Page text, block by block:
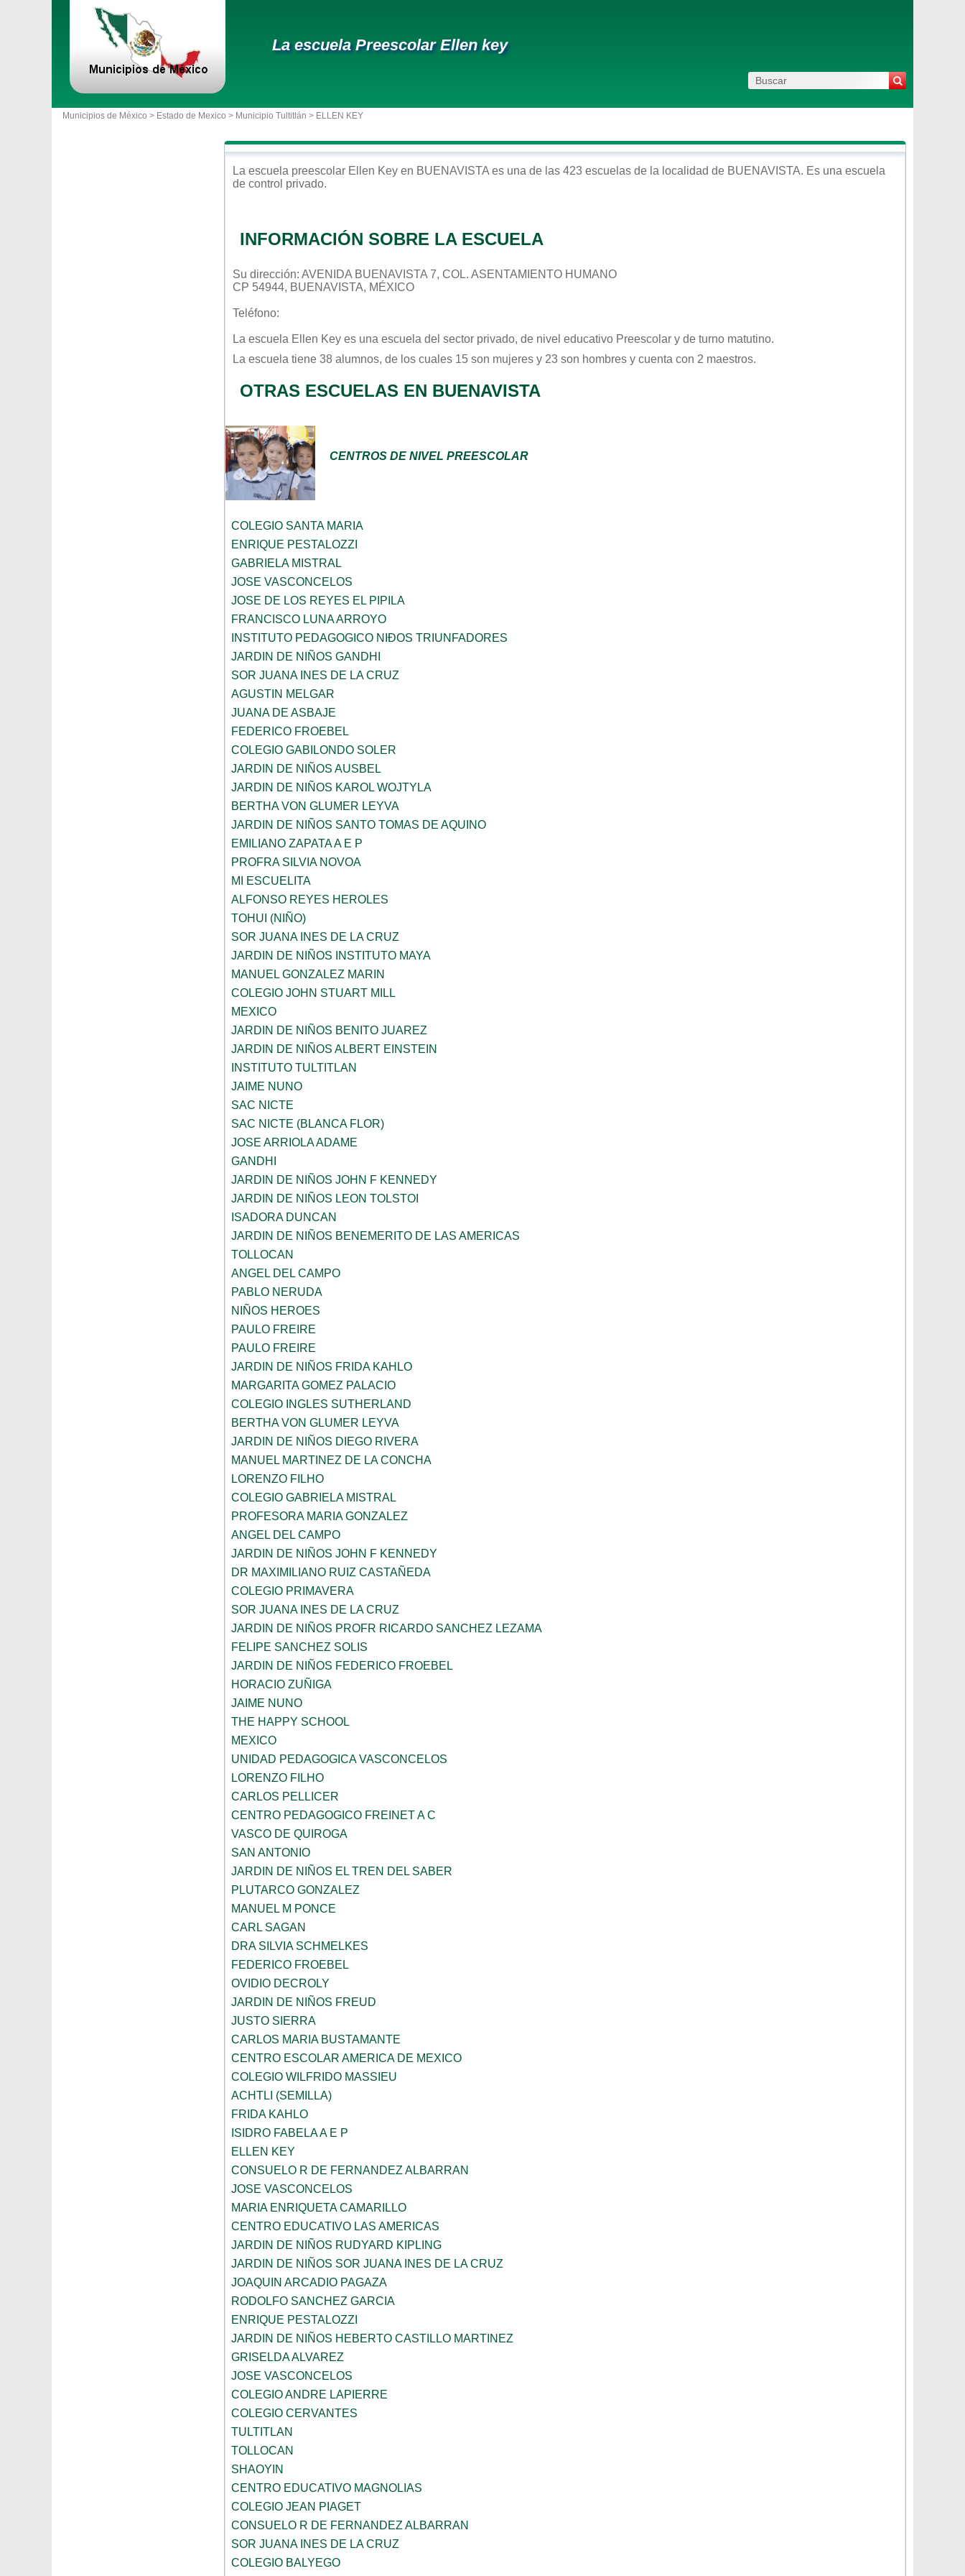
La escuela Preescolar Ellen key
Municipios de México > Estado de Mexico > Municipio Tultitlán > ELLEN KEY
La escuela preescolar Ellen Key en BUENAVISTA es una de las 423 escuelas de la localidad de BUENAVISTA. Es una escuela
de control privado.
INFORMACIÓN SOBRE LA ESCUELA
Su dirección: AVENIDA BUENAVISTA 7, COL. ASENTAMIENTO HUMANO
CP 54944, BUENAVISTA, MÉXICO
Teléfono:
La escuela Ellen Key es una escuela del sector privado, de nivel educativo Preescolar y de turno matutino.
La escuela tiene 38 alumnos, de los cuales 15 son mujeres y 23 son hombres y cuenta con 2 maestros.
OTRAS ESCUELAS EN BUENAVISTA
CENTROS DE NIVEL PREESCOLAR
COLEGIO SANTA MARIA
ENRIQUE PESTALOZZI
GABRIELA MISTRAL
JOSE VASCONCELOS
JOSE DE LOS REYES EL PIPILA
FRANCISCO LUNA ARROYO
INSTITUTO PEDAGOGICO NIÐOS TRIUNFADORES
JARDIN DE NIÑOS GANDHI
SOR JUANA INES DE LA CRUZ
AGUSTIN MELGAR
JUANA DE ASBAJE
FEDERICO FROEBEL
COLEGIO GABILONDO SOLER
JARDIN DE NIÑOS AUSBEL
JARDIN DE NIÑOS KAROL WOJTYLA
BERTHA VON GLUMER LEYVA
JARDIN DE NIÑOS SANTO TOMAS DE AQUINO
EMILIANO ZAPATA A E P
PROFRA SILVIA NOVOA
MI ESCUELITA
ALFONSO REYES HEROLES
TOHUI (NIÑO)
SOR JUANA INES DE LA CRUZ
JARDIN DE NIÑOS INSTITUTO MAYA
MANUEL GONZALEZ MARIN
COLEGIO JOHN STUART MILL
MEXICO
JARDIN DE NIÑOS BENITO JUAREZ
JARDIN DE NIÑOS ALBERT EINSTEIN
INSTITUTO TULTITLAN
JAIME NUNO
SAC NICTE
SAC NICTE (BLANCA FLOR)
JOSE ARRIOLA ADAME
GANDHI
JARDIN DE NIÑOS JOHN F KENNEDY
JARDIN DE NIÑOS LEON TOLSTOI
ISADORA DUNCAN
JARDIN DE NIÑOS BENEMERITO DE LAS AMERICAS
TOLLOCAN
ANGEL DEL CAMPO
PABLO NERUDA
NIÑOS HEROES
PAULO FREIRE
PAULO FREIRE
JARDIN DE NIÑOS FRIDA KAHLO
MARGARITA GOMEZ PALACIO
COLEGIO INGLES SUTHERLAND
BERTHA VON GLUMER LEYVA
JARDIN DE NIÑOS DIEGO RIVERA
MANUEL MARTINEZ DE LA CONCHA
LORENZO FILHO
COLEGIO GABRIELA MISTRAL
PROFESORA MARIA GONZALEZ
ANGEL DEL CAMPO
JARDIN DE NIÑOS JOHN F KENNEDY
DR MAXIMILIANO RUIZ CASTAÑEDA
COLEGIO PRIMAVERA
SOR JUANA INES DE LA CRUZ
JARDIN DE NIÑOS PROFR RICARDO SANCHEZ LEZAMA
FELIPE SANCHEZ SOLIS
JARDIN DE NIÑOS FEDERICO FROEBEL
HORACIO ZUÑIGA
JAIME NUNO
THE HAPPY SCHOOL
MEXICO
UNIDAD PEDAGOGICA VASCONCELOS
LORENZO FILHO
CARLOS PELLICER
CENTRO PEDAGOGICO FREINET A C
VASCO DE QUIROGA
SAN ANTONIO
JARDIN DE NIÑOS EL TREN DEL SABER
PLUTARCO GONZALEZ
MANUEL M PONCE
CARL SAGAN
DRA SILVIA SCHMELKES
FEDERICO FROEBEL
OVIDIO DECROLY
JARDIN DE NIÑOS FREUD
JUSTO SIERRA
CARLOS MARIA BUSTAMANTE
CENTRO ESCOLAR AMERICA DE MEXICO
COLEGIO WILFRIDO MASSIEU
ACHTLI (SEMILLA)
FRIDA KAHLO
ISIDRO FABELA A E P
ELLEN KEY
CONSUELO R DE FERNANDEZ ALBARRAN
JOSE VASCONCELOS
MARIA ENRIQUETA CAMARILLO
CENTRO EDUCATIVO LAS AMERICAS
JARDIN DE NIÑOS RUDYARD KIPLING
JARDIN DE NIÑOS SOR JUANA INES DE LA CRUZ
JOAQUIN ARCADIO PAGAZA
RODOLFO SANCHEZ GARCIA
ENRIQUE PESTALOZZI
JARDIN DE NIÑOS HEBERTO CASTILLO MARTINEZ
GRISELDA ALVAREZ
JOSE VASCONCELOS
COLEGIO ANDRE LAPIERRE
COLEGIO CERVANTES
TULTITLAN
TOLLOCAN
SHAOYIN
CENTRO EDUCATIVO MAGNOLIAS
COLEGIO JEAN PIAGET
CONSUELO R DE FERNANDEZ ALBARRAN
SOR JUANA INES DE LA CRUZ
COLEGIO BALYEGO